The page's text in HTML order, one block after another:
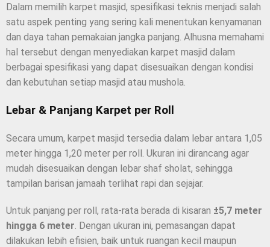
Dalam memilih karpet masjid, spesifikasi teknis menjadi salah
satu aspek penting yang sering kali menentukan kenyamanan
dan daya tahan pemakaian jangka panjang. Alhusna memahami
hal tersebut dengan menyediakan karpet masjid dalam
berbagai spesifikasi yang dapat disesuaikan dengan kondisi
dan kebutuhan setiap masjid atau mushola.
Lebar & Panjang Karpet per Roll
Secara umum, karpet masjid tersedia dalam lebar antara 1,05
meter hingga 1,20 meter per roll. Ukuran ini dirancang agar
mudah disesuaikan dengan lebar shaf sholat, sehingga
tampilan barisan jamaah terlihat rapi dan sejajar.
Untuk panjang per roll, rata-rata berada di kisaran ±5,7 meter
hingga 6 meter . Dengan ukuran ini, pemasangan dapat
dilakukan lebih efisien, baik untuk ruangan kecil maupun